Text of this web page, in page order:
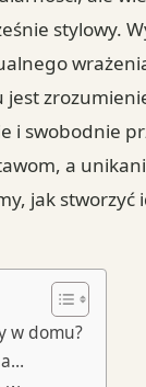
stylowy.
i swobodnie
a
jak
w domu?